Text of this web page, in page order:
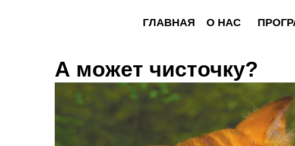
О НАС
ГЛАВНАЯ ПРОГРАММЫ
А может чисточку?